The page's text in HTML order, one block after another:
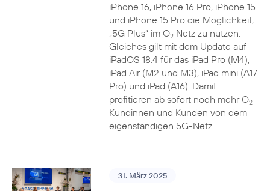
iPhone 16, iPhone 16 Pro, iPhone 15
und iPhone 15 Pro die Möglichkeit,
„5G Plus“ im O2Netz zu nutzen.
Gleiches gilt mit dem Update auf
iPadOS 18.4 für das iPad Pro (M4),
iPad Air (M2 und M3), iPad mini (A17
Pro) und iPad (A16). Damit
profitieren ab sofort noch mehr O2
Kundinnen und Kunden von dem
eigenständigen 5G-Netz.
31. März 2025